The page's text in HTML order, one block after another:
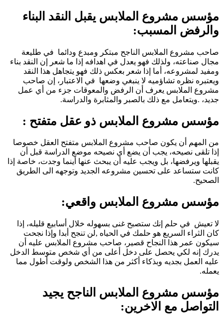
مؤسس مشروع الملابس يقبل النقد البناء
والرفض المسبب:
صاحب مشروع الملابس الناجح مبتكر ومبدع ودائما في طليعة
مجال صناعته، ولذلك فهو يعدل في اهدافه إذا ما شعر إن النقد بناء
ومفيد لمشروعه، أما إذا شعر بعكس ذلك فهو يتجاهل هذا النقد
ويعتبره نظره تشاؤميه لا ينبغي وضعها في الاعتبار، إن صاحب
مشروع الملابس يعرف أن الرفض والمعوقات جزء من أي عمل
جديد، .ويتعامل مع ذلك بالصبر والمثابرة والدراسة.
مؤسس مشروع الملابس ذو عقل متفتح :
من المهم أن يكون صاحب مشروع الملابس متفتح العقل خصوصا
إذا تلقى نصيحه، يجب أن يضع أي نصيحه موضع الدراسة قبل أن
يقبلها ويرفضها، بل ويجب عليه أن يبحث عنها أينما وجدت، خاصة إذا
كانت ستساعد على تحسين مشروعه الجديد وتوجهه الى الطريق
الصحيح.
مؤسس مشروع الملابس واقعي:
لا تعيش في حلم إنك ستصبح غنى بسهوله خلال أسابيع قليله، إذا
كان الثراء السريع هو حلمك في الحياه ,لن تنجح أبدا وإذا نجحت
سيكون عمر هذا النجاح قصير، صاحب مشروع الملابس عليه أن
يدرك إنه لكي يحصل على دخل أعلى من أي شخص متوسط الدخل
عليه العمل بجديه وبذكاء أكثر من هذا الشخص ولوقت أطول مما
يعمله.
مؤسس مشروع الملابس الناجح يجيد
التواصل مع الاخرين: